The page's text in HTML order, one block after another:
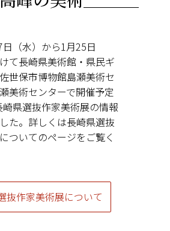
（水）から1月25日
けて長崎県美術館・県民ギ
世保市博物館島瀬美術セ
美術センターで開催予定
崎県選抜作家美術展の情報
た。詳しくは長崎県選抜
ついてのページをご覧く
抜作家美術展について